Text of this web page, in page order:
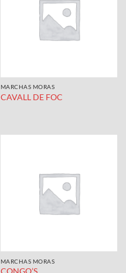
MARCHAS MORAS
CAVALL DE FOC
MARCHAS MORAS